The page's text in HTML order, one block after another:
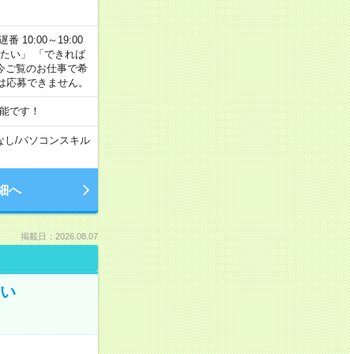
番 10:00～19:00
い」 「できれば
ご覧のお仕事で希
募できません。
です！
し/パソコンスキル
へ
掲載日：2026.08.07